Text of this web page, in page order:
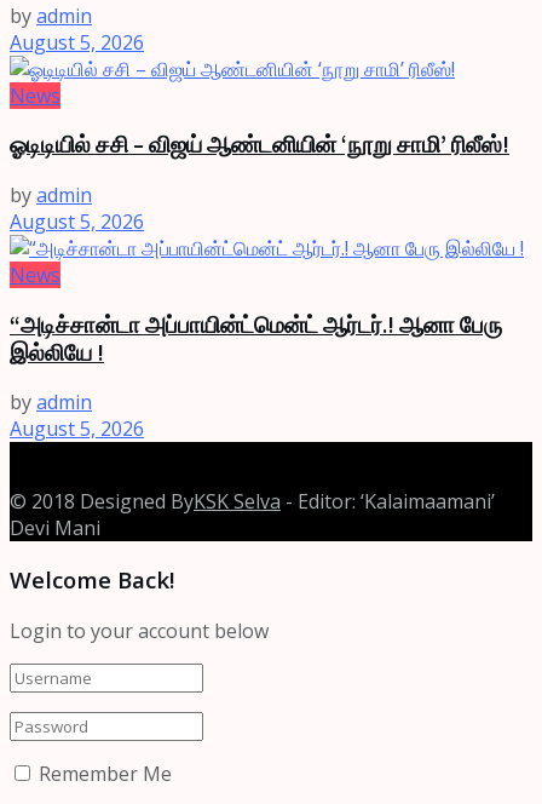
byadmin
August 5, 2026
News
ஓடிடியில் சசி – விஜய் ஆண்டனியின் ‘நூறு சாமி’ ரிலீஸ்!
byadmin
August 5, 2026
News
“அடிச்சான்டா அப்பாயின்ட்மென்ட் ஆர்டர்.! ஆனா பேரு
இல்லியே !
byadmin
August 5, 2026
© 2018 Designed ByKSK Selva - Editor: ‘Kalaimaamani’
Devi Mani
Welcome Back!
Login to your account below
Remember Me